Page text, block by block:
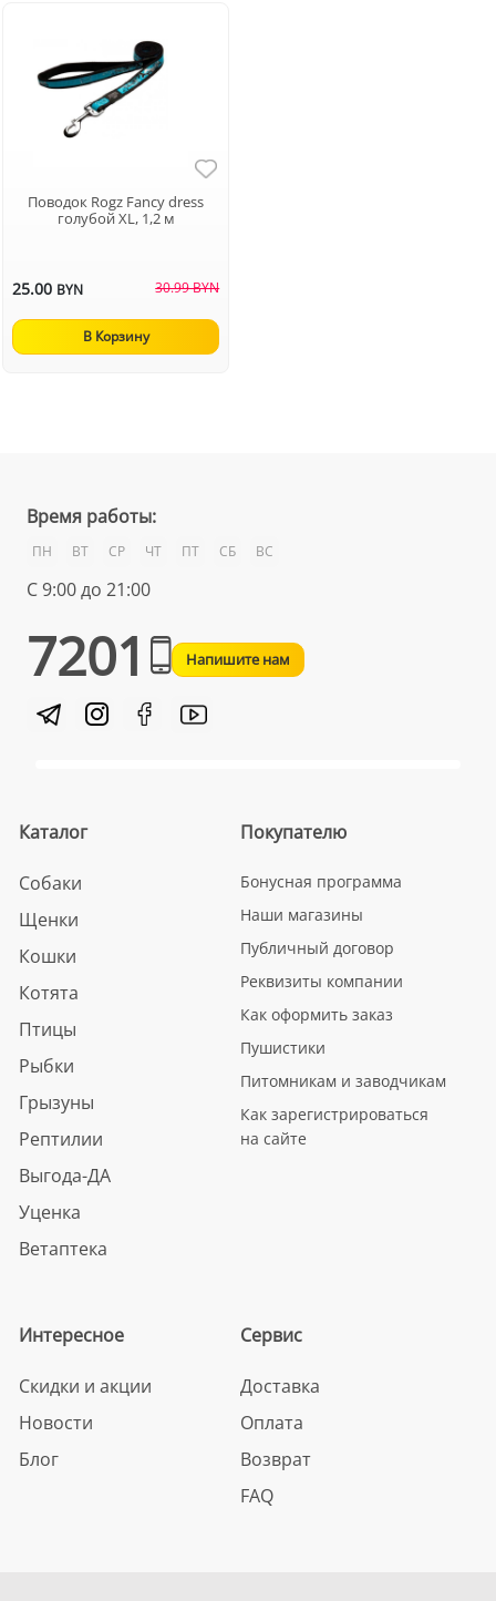
Поводок Rogz Fancy dress
голубой XL, 1,2 м
25.00 BYN 30.99 BYN
В Корзину
Время работы:
ПН ВТ СР ЧТ ПТ СБ ВС
С 9:00 до 21:00
7201 Напишите нам
Каталог
Собаки
Щенки
Кошки
Котята
Птицы
Рыбки
Грызуны
Рептилии
Выгода-ДА
Уценка
Ветаптека
Покупателю
Бонусная программа
Наши магазины
Публичный договор
Реквизиты компании
Как оформить заказ
Пушистики
Питомникам и заводчикам
Как зарегистрироваться
на сайте
Интересное
Скидки и акции
Новости
Блог
Сервис
Доставка
Оплата
Возврат
FAQ